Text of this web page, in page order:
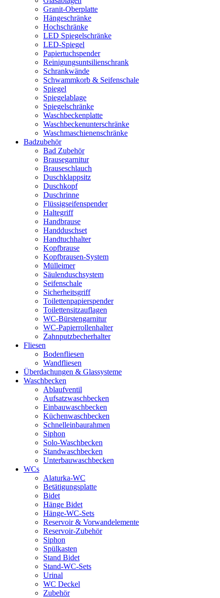
Granit-Oberplatte
Hängeschränke
Hochschränke
LED Spiegelschränke
LED-Spiegel
Papiertuchspender
Reinigungsuntsilienschrank
Schrankwände
Schwammkorb & Seifenschale
Spiegel
Spiegelablage
Spiegelschränke
Waschbeckenplatte
Waschbeckenunterschränke
Waschmaschienenschränke
Badzubehör
Bad Zubehör
Brausegarnitur
Brauseschlauch
Duschklappsitz
Duschkopf
Duschrinne
Flüssigseifenspender
Haltegriff
Handbrause
Handduschset
Handtuchhalter
Kopfbrause
Kopfbrausen-System
Mülleimer
Säulenduschsystem
Seifenschale
Sicherheitsgriff
Toilettenpapierspender
Toilettensitzauflagen
WC-Bürstengarnitur
WC-Papierrollenhalter
Zahnputzbecherhalter
Fliesen
Bodenfliesen
Wandfliesen
Überdachungen & Glassysteme
Waschbecken
Ablaufventil
Aufsatzwaschbecken
Einbauwaschbecken
Küchenwaschbecken
Schnelleinbaurahmen
Siphon
Solo-Waschbecken
Standwaschbecken
Unterbauwaschbecken
WCs
Alaturka-WC
Betätigungsplatte
Bidet
Hänge Bidet
Hänge-WC-Sets
Reservoir & Vorwandelemente
Reservoir-Zubehör
Siphon
Spülkasten
Stand Bidet
Stand-WC-Sets
Urinal
WC Deckel
Zubehör